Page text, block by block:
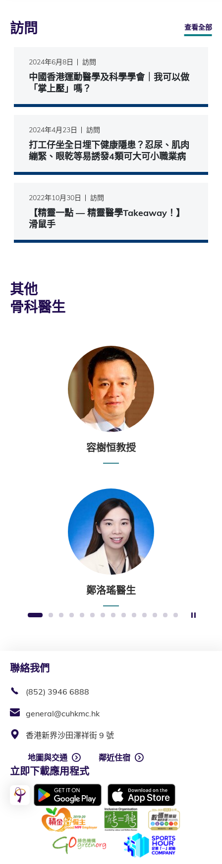
訪問 查看全部
2024年6月8日 訪問
中國香港運動醫學及科學學會｜我可以做
「掌上壓」嗎？
2024年4月23日 訪問
打工仔坐全日埋下健康隱患？忍尿、肌肉
繃緊、眼乾等易誘發4類可大可小職業病
2022年10月30日 訪問
【精靈一點 — 精靈醫學Takeaway！】
滑鼠手
其他
骨科醫生
容樹恒教授
鄭洛瑤醫生
1 2 3 4 5 6 7 8 9 10 11 12 13 14
聯絡我們
(852) 3946 6888
general@cuhkmc.hk
香港新界沙田澤祥街 9 號
地圖與交通 鄰近住宿
立即下載應用程式